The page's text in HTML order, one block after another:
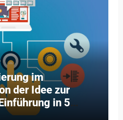
im
der Idee zur
in 5